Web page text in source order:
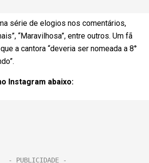
série de elogios nos comentários,
“Maravilhosa”, entre outros. Um fã
a cantora “deveria ser nomeada a 8°
Instagram abaixo: